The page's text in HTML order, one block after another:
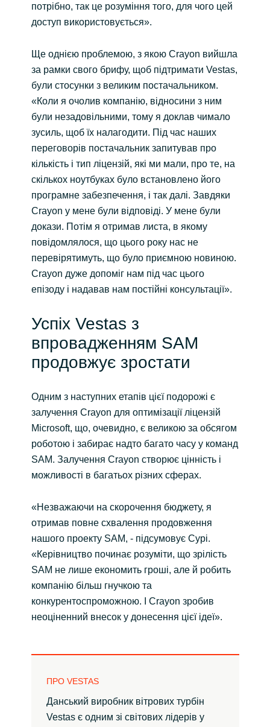
потрібно, так це розуміння того, для чого цей
доступ використовується».
Ще однією проблемою, з якою Crayon вийшла
за рамки свого брифу, щоб підтримати Vestas,
були стосунки з великим постачальником.
«Коли я очолив компанію, відносини з ним
були незадовільними, тому я доклав чимало
зусиль, щоб їх налагодити. Під час наших
переговорів постачальник запитував про
кількість і тип ліцензій, які ми мали, про те, на
скількох ноутбуках було встановлено його
програмне забезпечення, і так далі. Завдяки
Crayon у мене були відповіді. У мене були
докази. Потім я отримав листа, в якому
повідомлялося, що цього року нас не
перевірятимуть, що було приємною новиною.
Crayon дуже допоміг нам під час цього
епізоду і надавав нам постійні консультації».
Успіх Vestas з
впровадженням SAM
продовжує зростати
Одним з наступних етапів цієї подорожі є
залучення Crayon для оптимізації ліцензій
Microsoft, що, очевидно, є великою за обсягом
роботою і забирає надто багато часу у команд
SAM. Залучення Crayon створює цінність і
можливості в багатьох різних сферах.
«Незважаючи на скорочення бюджету, я
отримав повне схвалення продовження
нашого проекту SAM, - підсумовує Сурі.
«Керівництво починає розуміти, що зрілість
SAM не лише економить гроші, але й робить
компанію більш гнучкою та
конкурентоспроможною. І Crayon зробив
неоціненний внесок у донесення цієї ідеї».
ПРО VESTAS
Данський виробник вітрових турбін
Vestas є одним зі світових лідерів у